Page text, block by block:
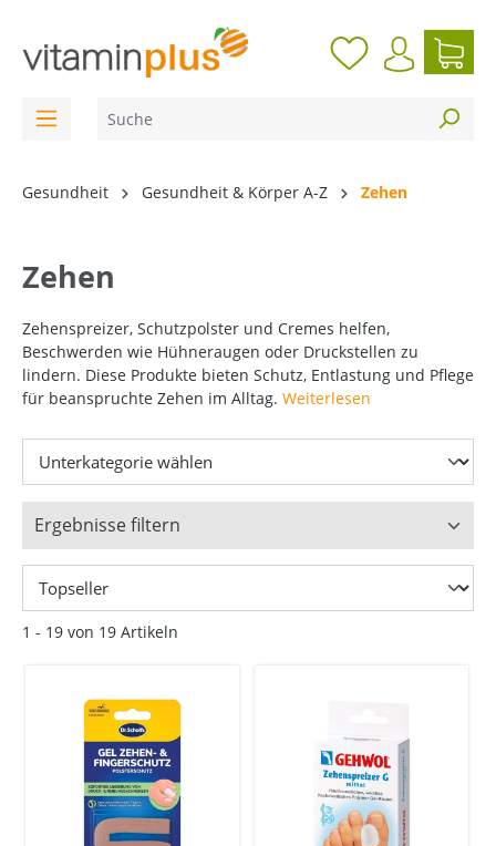
Gesundheit Gesundheit & Körper A-Z Zehen
Zehen
Zehenspreizer, Schutzpolster und Cremes helfen,
Beschwerden wie Hühneraugen oder Druckstellen zu
lindern. Diese Produkte bieten Schutz, Entlastung und Pflege
für beanspruchte Zehen im Alltag. Weiterlesen
Ergebnisse filtern
1 - 19 von 19 Artikeln